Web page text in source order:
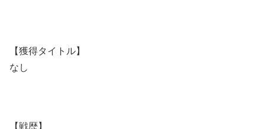
【獲得タイトル】
なし
【戦歴】